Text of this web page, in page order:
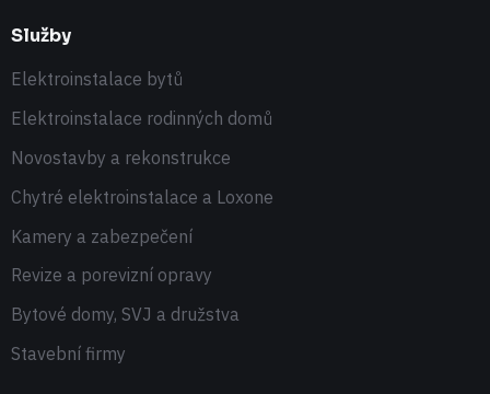
Služby
Elektroinstalace bytů
Elektroinstalace rodinných domů
Novostavby a rekonstrukce
Chytré elektroinstalace a Loxone
Kamery a zabezpečení
Revize a porevizní opravy
Bytové domy, SVJ a družstva
Stavební firmy